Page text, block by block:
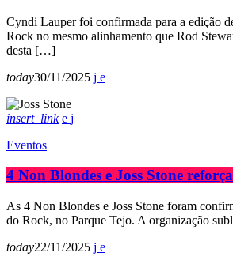
Cyndi Lauper foi confirmada para a edição
Rock no mesmo alinhamento que Rod
desta […]
today30/11/2025
insert_link
Eventos
4 Non Blondes e Joss Stone
As 4 Non Blondes e Joss Stone foram
do Rock, no Parque Tejo. A organização
today22/11/2025